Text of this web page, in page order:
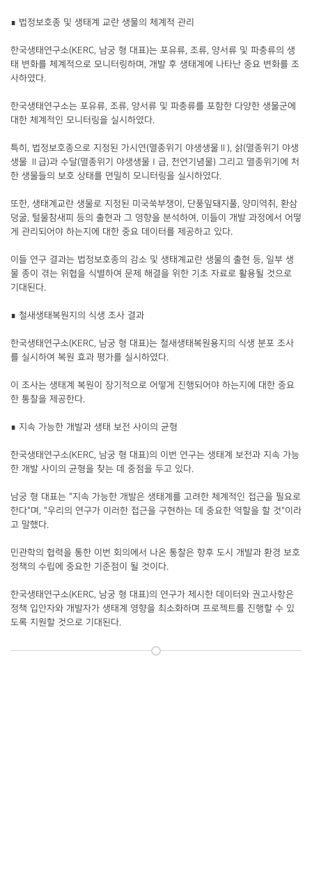
∎ 법정보호종 및 생태계 교란 생물의 체계적 관리
한국생태연구소(KERC, 남궁 형 대표)는 포유류, 조류, 양서류 및 파충류의 생
태 변화를 체계적으로 모니터링하며, 개발 후 생태계에 나타난 중요 변화를 조
사하였다.
한국생태연구소는 포유류, 조류, 양서류 및 파충류를 포함한 다양한 생물군에
대한 체계적인 모니터링을 실시하였다.
특히, 법정보호종으로 지정된 가시연(멸종위기 야생생물Ⅱ), 삵(멸종위기 야생
생물 Ⅱ급)과 수달(멸종위기 야생생물Ⅰ급, 천연기념물) 그리고 멸종위기에 처
한 생물들의 보호 상태를 면밀히 모니터링을 실시하였다.
또한, 생태계교란 생물로 지정된 미국쑥부쟁이, 단풍잎돼지풀, 양미역취, 환삼
덩굴, 털물참새피 등의 출현과 그 영향을 분석하여, 이들이 개발 과정에서 어떻
게 관리되어야 하는지에 대한 중요 데이터를 제공하고 있다.
이들 연구 결과는 법정보호종의 감소 및 생태계교란 생물의 출현 등, 일부 생
물 종이 겪는 위협을 식별하여 문제 해결을 위한 기초 자료로 활용될 것으로
기대된다.
∎ 철새생태복원지의 식생 조사 결과
한국생태연구소(KERC, 남궁 형 대표)는 철새생태복원용지의 식생 분포 조사
를 실시하여 복원 효과 평가를 실시하였다.
이 조사는 생태계 복원이 장기적으로 어떻게 진행되어야 하는지에 대한 중요
한 통찰을 제공한다.
∎ 지속 가능한 개발과 생태 보전 사이의 균형
한국생태연구소(KERC, 남궁 형 대표)의 이번 연구는 생태계 보전과 지속 가능
한 개발 사이의 균형을 찾는 데 중점을 두고 있다.
남궁 형 대표는 "지속 가능한 개발은 생태계를 고려한 체계적인 접근을 필요로
한다"며, "우리의 연구가 이러한 접근을 구현하는 데 중요한 역할을 할 것"이라
고 말했다.
민관학의 협력을 통한 이번 회의에서 나온 통찰은 향후 도시 개발과 환경 보호
정책의 수립에 중요한 기준점이 될 것이다.
한국생태연구소(KERC, 남궁 형 대표)의 연구가 제시한 데이터와 권고사항은
정책 입안자와 개발자가 생태계 영향을 최소화하며 프로젝트를 진행할 수 있
도록 지원할 것으로 기대된다.